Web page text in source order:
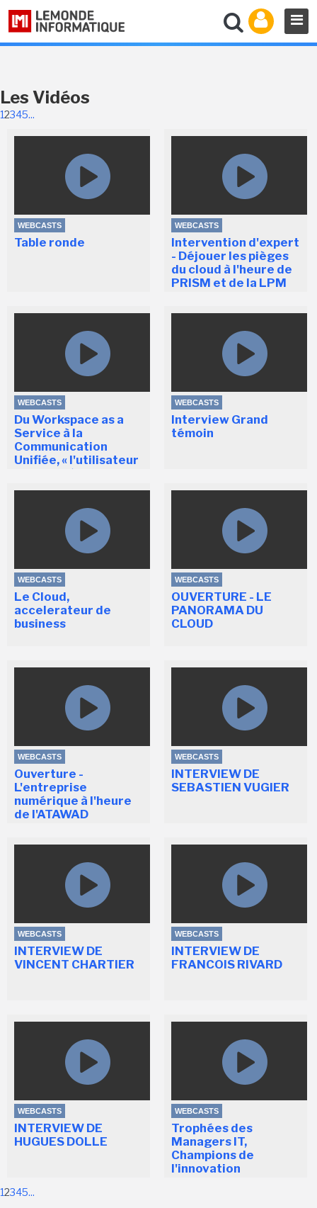
Les Vidéos
12345...
WEBCASTS
Table ronde
WEBCASTS
Intervention d'expert
- Déjouer les pièges
du cloud à l'heure de
PRISM et de la LPM
WEBCASTS
Du Workspace as a
Service à la
Communication
Unifiée, « l'utilisateur
augmenté » au
coeur...
WEBCASTS
Interview Grand
témoin
WEBCASTS
Le Cloud,
accelerateur de
business
WEBCASTS
OUVERTURE - LE
PANORAMA DU
CLOUD
WEBCASTS
Ouverture -
L'entreprise
numérique à l'heure
de l'ATAWAD
WEBCASTS
INTERVIEW DE
SEBASTIEN VUGIER
WEBCASTS
INTERVIEW DE
VINCENT CHARTIER
WEBCASTS
INTERVIEW DE
FRANCOIS RIVARD
WEBCASTS
INTERVIEW DE
HUGUES DOLLE
WEBCASTS
Trophées des
Managers IT,
Champions de
l'innovation
12345...